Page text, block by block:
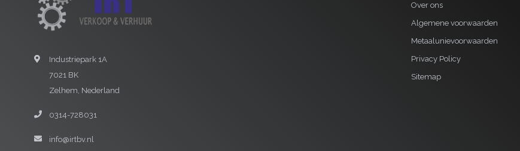
Industriepark 1A
7021 BK
Zelhem, Nederland
0314-728031
info@irtbv.nl
Over ons
Algemene voorwaarden
Metaalunievoorwaarden
Privacy Policy
Sitemap